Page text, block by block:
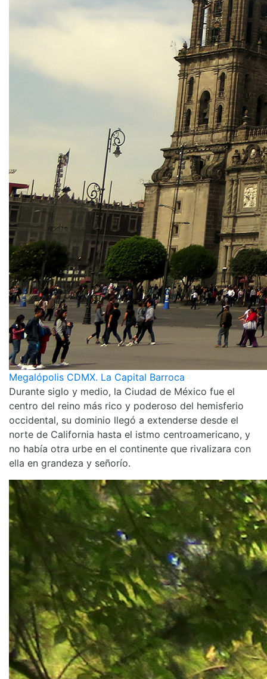
Megalópolis CDMX. La Capital Barroca
Durante siglo y medio, la Ciudad de México fue el
centro del reino más rico y poderoso del hemisferio
occidental, su dominio llegó a extenderse desde el
norte de California hasta el istmo centroamericano, y
no había otra urbe en el continente que rivalizara con
ella en grandeza y señorío.